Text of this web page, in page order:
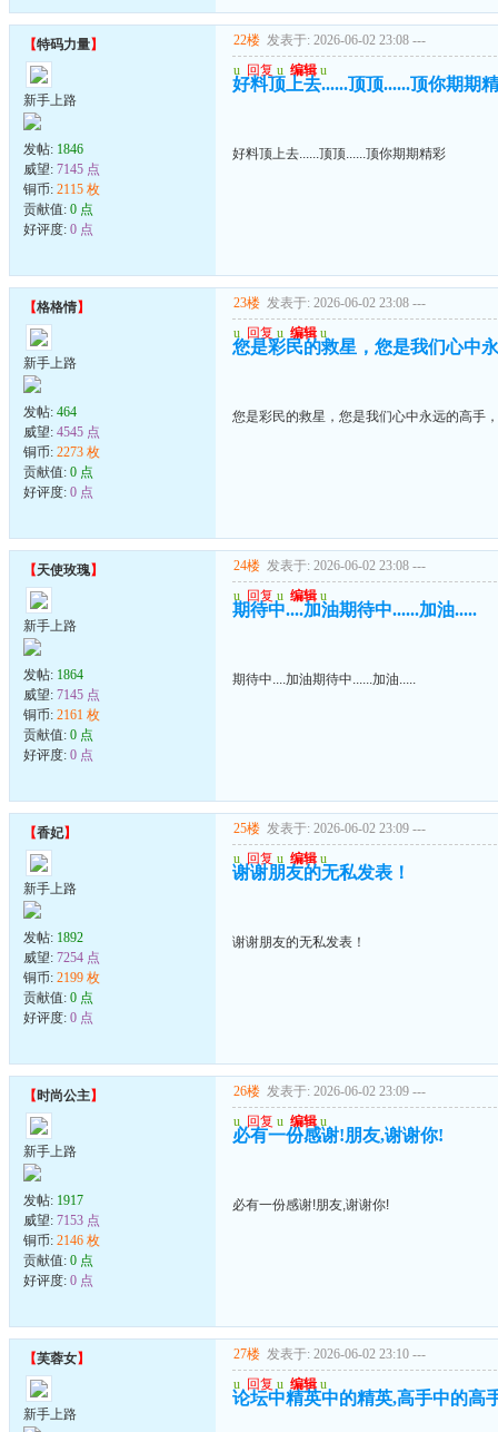
【特码力量】
新手上路
发帖: 1846
威望: 7145 点
铜币: 2115 枚
贡献值: 0 点
好评度: 0 点
22楼 发表于: 2026-06-02 23:08 ---
u 回复 u 编辑 u
好料顶上去......顶顶......顶你期期
好料顶上去......顶顶......顶你期期精彩
【格格情】
新手上路
发帖: 464
威望: 4545 点
铜币: 2273 枚
贡献值: 0 点
好评度: 0 点
23楼 发表于: 2026-06-02 23:08 ---
u 回复 u 编辑 u
您是彩民的救星，您是我们心中
您是彩民的救星，您是我们心中永远的高手
【天使玫瑰】
新手上路
发帖: 1864
威望: 7145 点
铜币: 2161 枚
贡献值: 0 点
好评度: 0 点
24楼 发表于: 2026-06-02 23:08 ---
u 回复 u 编辑 u
期待中....加油期待中......加油.....
期待中....加油期待中......加油.....
【香妃】
新手上路
发帖: 1892
威望: 7254 点
铜币: 2199 枚
贡献值: 0 点
好评度: 0 点
25楼 发表于: 2026-06-02 23:09 ---
u 回复 u 编辑 u
谢谢朋友的无私发表！
谢谢朋友的无私发表！
【时尚公主】
新手上路
发帖: 1917
威望: 7153 点
铜币: 2146 枚
贡献值: 0 点
好评度: 0 点
26楼 发表于: 2026-06-02 23:09 ---
u 回复 u 编辑 u
必有一份感谢!朋友,谢谢你!
必有一份感谢!朋友,谢谢你!
【芙蓉女】
新手上路
27楼 发表于: 2026-06-02 23:10 ---
u 回复 u 编辑 u
论坛中精英中的精英,高手中的高